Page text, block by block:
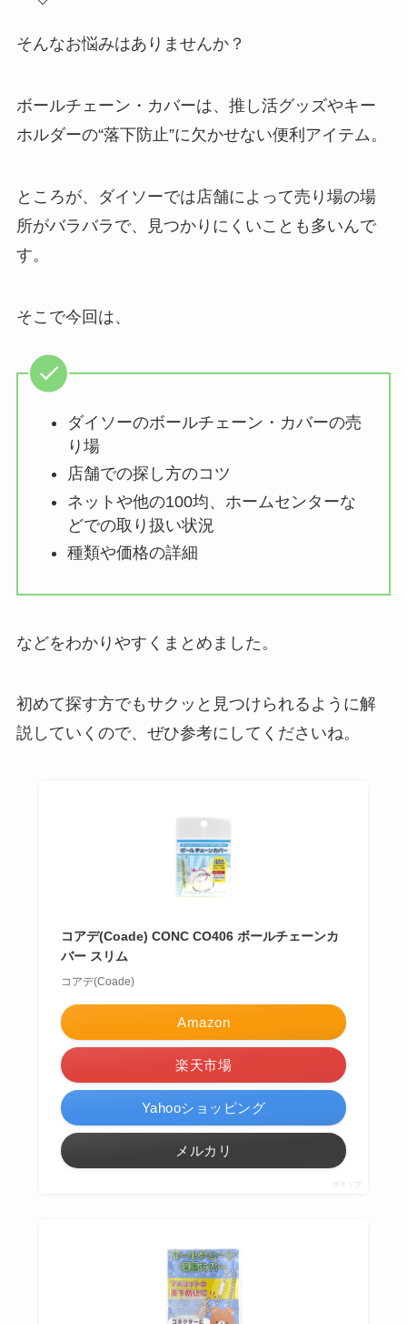
そんなお悩みはありませんか？
ボールチェーン・カバーは、推し活グッズやキー
ホルダーの“落下防止”に欠かせない便利アイテム。
ところが、ダイソーでは店舗によって売り場の場
所がバラバラで、見つかりにくいことも多いんで
す。
そこで今回は、
ダイソーのボールチェーン・カバーの売
り場
店舗での探し方のコツ
ネットや他の100均、ホームセンターな
どでの取り扱い状況
種類や価格の詳細
などをわかりやすくまとめました。
初めて探す方でもサクッと見つけられるように解
説していくので、ぜひ参考にしてくださいね。
コアデ(Coade) CONC CO406 ボールチェーンカ
バー スリム
コアデ(Coade)
Amazon
楽天市場
Yahooショッピング
メルカリ
ポチップ